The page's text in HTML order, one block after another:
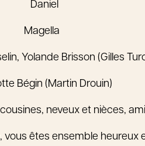
Daniel
Magella
Yolande Brisson (Gilles
Bégin (Martin Drouin)
neveux et nièces,
vous êtes ensemble heureux